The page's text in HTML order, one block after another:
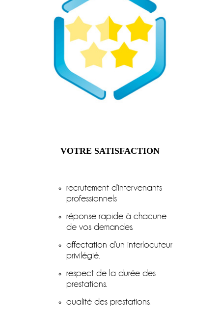
VOTRE SATISFACTION
recrutement d'intervenants
professionnels
réponse rapide à chacune
de vos demandes.
affectation d'un interlocuteur
privilégié.
respect de la durée des
prestations.
qualité des prestations.